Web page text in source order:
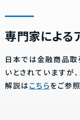
専門家による
日本では金融商品
いとされていますが
解説はこちらをご参